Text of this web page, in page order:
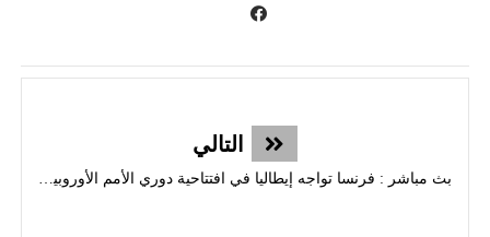
التالي
بث مباشر : فرنسا تواجه إيطاليا في افتتاحية دوري الأمم الأوروبية لكرة القدم